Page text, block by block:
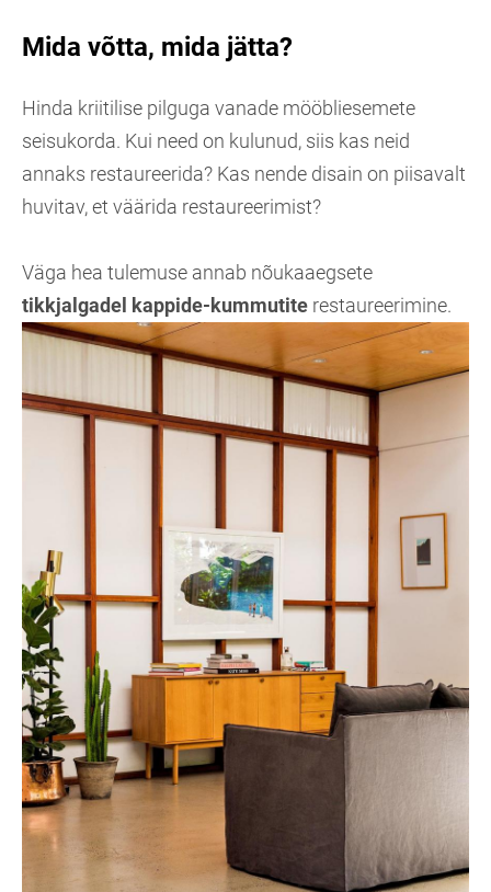
Mida võtta, mida jätta?
Hinda kriitilise pilguga vanade mööbliesemete
seisukorda. Kui need on kulunud, siis kas neid
annaks restaureerida? Kas nende disain on piisavalt
huvitav, et väärida restaureerimist?
Väga hea tulemuse annab nõukaaegsete
tikkjalgadel kappide-kummutite restaureerimine.